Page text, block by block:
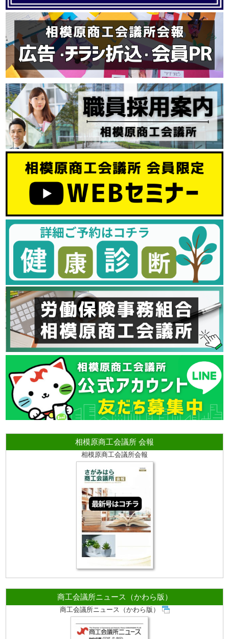
相模原商工会議所 会報
相模原商工会議所会報
商工会議所ニュース（かわら版）
商工会議所ニュース（かわら版）